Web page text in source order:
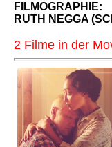
FILMOGRAPHIE:
RUTH NEGGA
2 Filme in der